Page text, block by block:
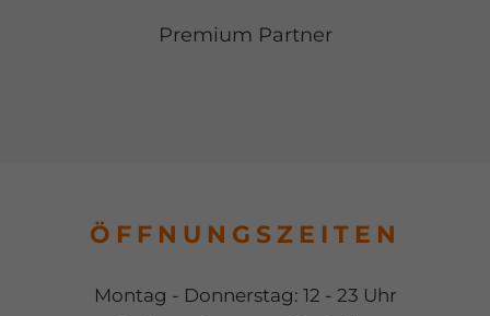
Premium Partner
ÖFFNUNGSZEITEN
Montag - Donnerstag: 12 - 23 Uhr